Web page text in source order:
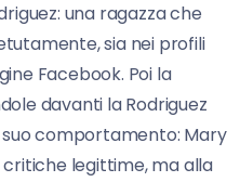
una ragazza che
sia nei profili
Facebook. Poi la
davanti la Rodriguez
suo comportamento: Mary
legittime, ma alla